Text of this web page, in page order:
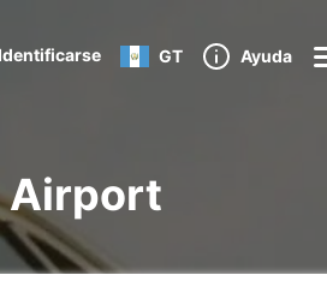
Identificarse GT Ayuda
Airport